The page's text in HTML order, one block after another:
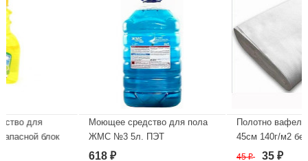
Моющее средство для пола
ЖМС №3 5л. ПЭТ
ручная+машинная мойка
Полотно вафельное белое
45см 140г/м2 белое цена за
₽